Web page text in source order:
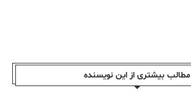
مطالب بیشتری از این نویسندە